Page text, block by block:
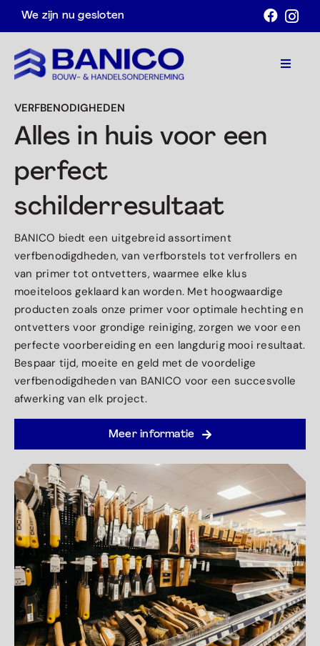
We zijn nu gesloten
Toggle
Home
Assortiment
Acties
Over ons
Afspraak maken
VERFBENODIGHEDEN
Alles in huis voor een
perfect
schilderresultaat
BANICO biedt een uitgebreid assortiment
verfbenodigdheden, van verfborstels tot verfrollers en
van primer tot ontvetters, waarmee elke klus
moeiteloos geklaard kan worden. Met hoogwaardige
producten zoals onze primer voor optimale hechting en
ontvetters voor grondige reiniging, zorgen we voor een
perfecte voorbereiding en een langdurig mooi resultaat.
Bespaar tijd, moeite en geld met de voordelige
verfbenodigdheden van BANICO voor een succesvolle
afwerking van elk project.
Meer informatie